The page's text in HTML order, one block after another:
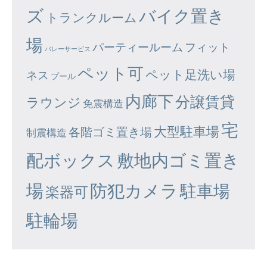
ズ トランクルーム バイク置き
場 バレーサービス パーティールーム フィット
ネス プール ペット可ペット足洗い場
ラウンジ 免震構造 内廊下分譲賃貸
制震構造 各階ゴミ置き場大型駐車場宅
配ボックス 敷地内ゴミ置き
場楽器可防犯カメラ 駐車場
駐輪場